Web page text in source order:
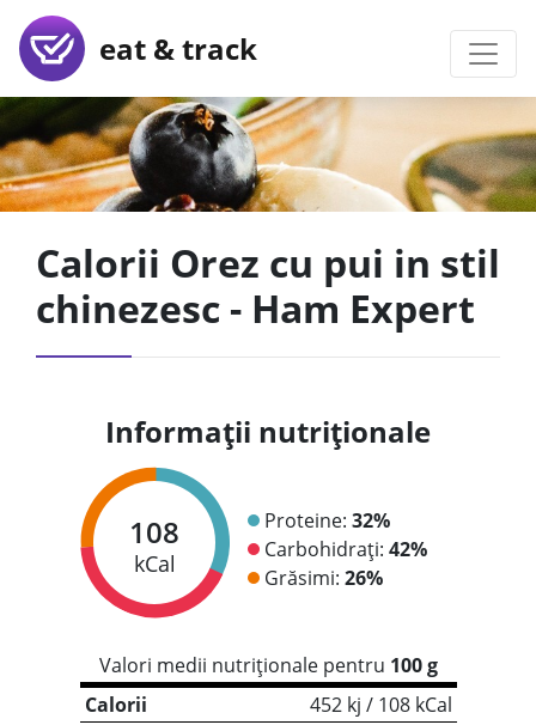
eat & track
Calorii Orez cu pui in stil
chinezesc - Ham Expert
Informații nutriționale
108
kCal
Proteine: 32%
Carbohidrați: 42%
Grăsimi: 26%
Valori medii nutriționale pentru 100 g
Calorii
452 kj / 108 kCal